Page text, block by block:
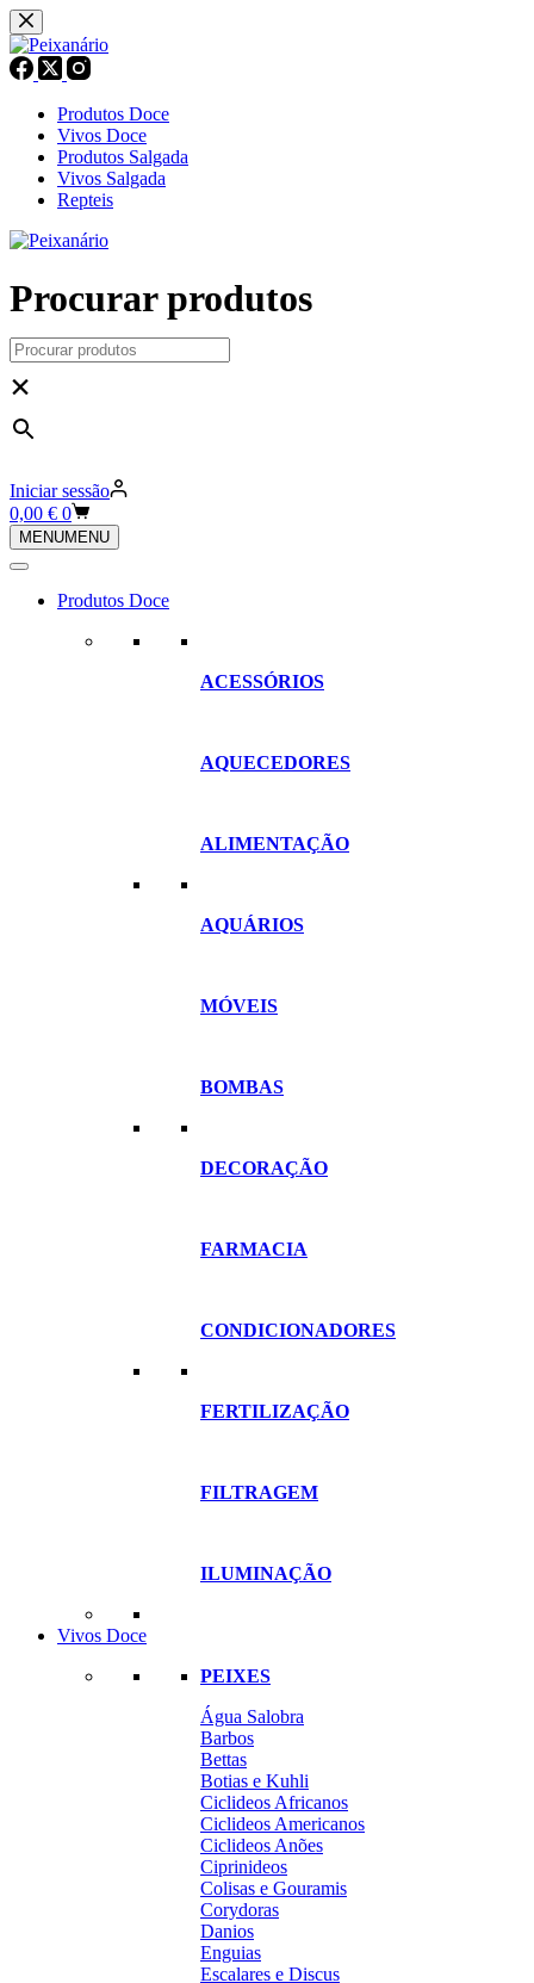
Pular
para
o
conteúdo
Produtos Doce
Vivos Doce
Produtos Salgada
Vivos Salgada
Repteis
Procurar produtos
×
Iniciar sessão
Carrinho
de
compras
0,00 € 0
MENUMENU
Produtos Doce
ACESSÓRIOS
AQUECEDORES
ALIMENTAÇÃO
AQUÁRIOS
MÓVEIS
BOMBAS
DECORAÇÃO
FARMACIA
CONDICIONADORES
FERTILIZAÇÃO
FILTRAGEM
ILUMINAÇÃO
Vivos Doce
PEIXES
Água Salobra
Barbos
Bettas
Botias e Kuhli
Ciclideos Africanos
Ciclideos Americanos
Ciclideos Anões
Ciprinideos
Colisas e Gouramis
Corydoras
Danios
Enguias
Escalares e Discus